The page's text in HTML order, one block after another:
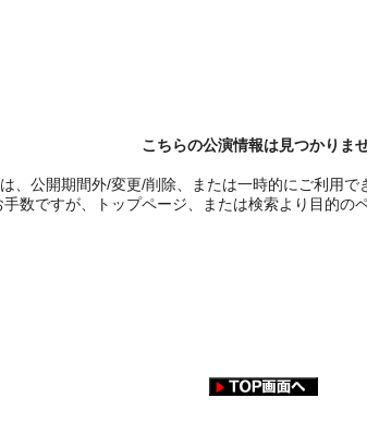
こちらの公演情報は見つかりま
、公開期間外/変更/削除、または一時的にご利用で
手数ですが、トップページ、または検索より目的の